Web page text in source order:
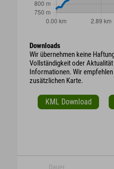
Downloads
Wir übernehmen keine
Vollständigkeit oder
Informationen. Wir
zusätzlichen Karte.
KML Download
Dauer